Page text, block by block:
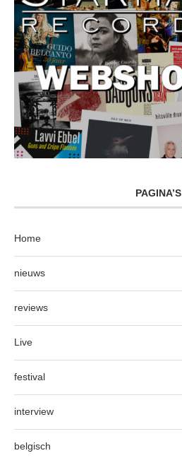
PAGINA’S
Home
nieuws
reviews
Live
festival
interview
belgisch